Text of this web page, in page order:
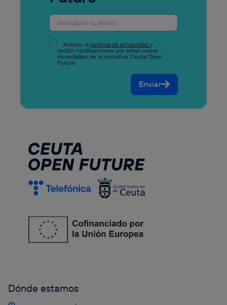
Acepto la política de privacidad y
recibir notificaciones por email sobre
novedades de la iniciativa Ceuta Open
Future.
Enviar
Dónde estamos